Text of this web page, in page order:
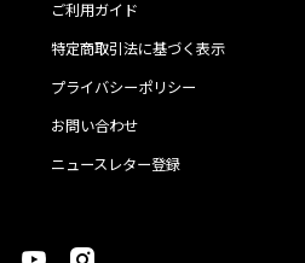
ご利用ガイド
特定商取引法に基づく表示
プライバシーポリシー
お問い合わせ
ニュースレター登録